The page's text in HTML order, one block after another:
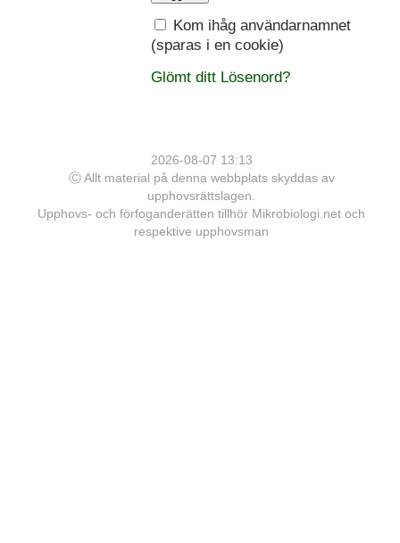
Kom ihåg användarnamnet
(sparas i en cookie)
Glömt ditt Lösenord?
2026-08-07 13:13
Ⓒ Allt material på denna webbplats skyddas av
upphovsrättslagen.
Upphovs- och förfoganderätten tillhör Mikrobiologi.net och
respektive upphovsman